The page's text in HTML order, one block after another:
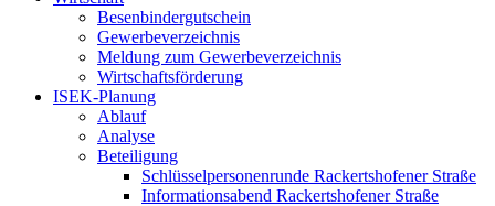
Besenbindergutschein
Gewerbeverzeichnis
Meldung zum Gewerbeverzeichnis
Wirtschaftsförderung
ISEK-Planung
Ablauf
Analyse
Beteiligung
Schlüsselpersonenrunde Rackertshofener Straße
Informationsabend Rackertshofener Straße